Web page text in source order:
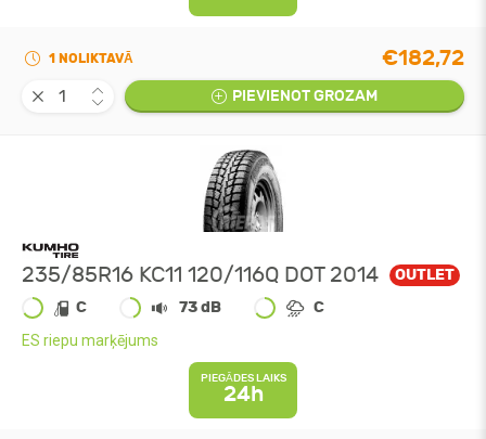
1 NOLIKTAVĀ €182,72
PIEVIENOT GROZAM
235/85R16 KC11 120/116Q DOT 2014
OUTLET
C
73 dB C
ES riepu marķējums
PIEGĀDES LAIKS
24h